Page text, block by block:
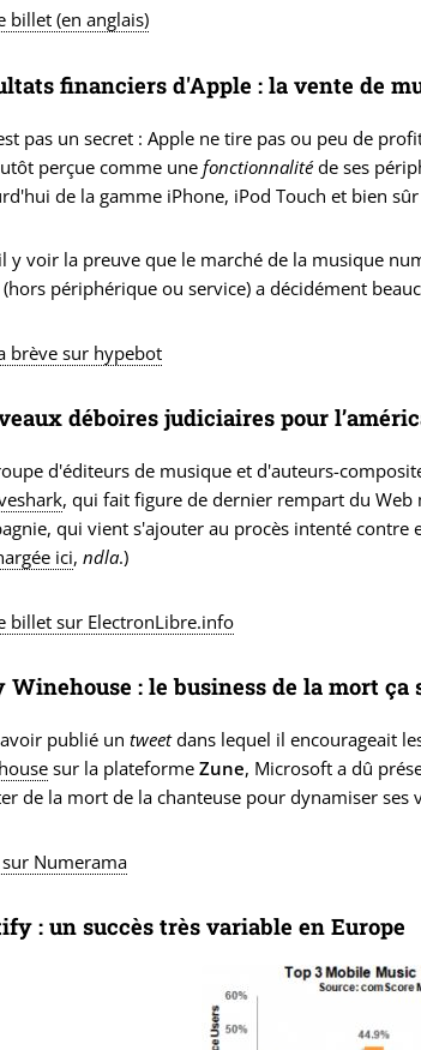
billet (en anglais)
financiers d'Apple : la vente de
pas un secret : Apple ne tire pas ou peu de
perçue comme unefonctionnalité de ses
de la gamme iPhone, iPod Touch et bien sûr
y voir la preuve que le marché de la musique
périphérique ou service) a décidément
brève sur hypebot
déboires judiciaires pour
d'éditeurs de musique et d'auteurs-
, qui fait figure de dernier rempart du Web
qui vient s'ajouter au procès intenté contre
ici,ndla.)
billet sur ElectronLibre.info
Winehouse : le business de la mort ça
publié untweetdans lequel il encourageait
sur la plateformeZune, Microsoft a dû
de la mort de la chanteuse pour dynamiser ses
Numerama
: un succès très variable en Europe